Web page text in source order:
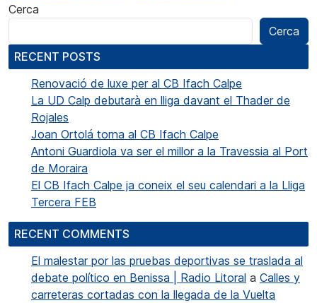
Cerca
Cerca
RECENT POSTS
Renovació de luxe per al CB Ifach Calpe
La UD Calp debutarà en lliga davant el Thader de
Rojales
Joan Ortolá torna al CB Ifach Calpe
Antoni Guardiola va ser el millor a la Travessia al Port
de Moraira
El CB Ifach Calpe ja coneix el seu calendari a la Lliga
Tercera FEB
RECENT COMMENTS
El malestar por las pruebas deportivas se traslada al
debate político en Benissa | Radio Litoral a Calles y
carreteras cortadas con la llegada de la Vuelta